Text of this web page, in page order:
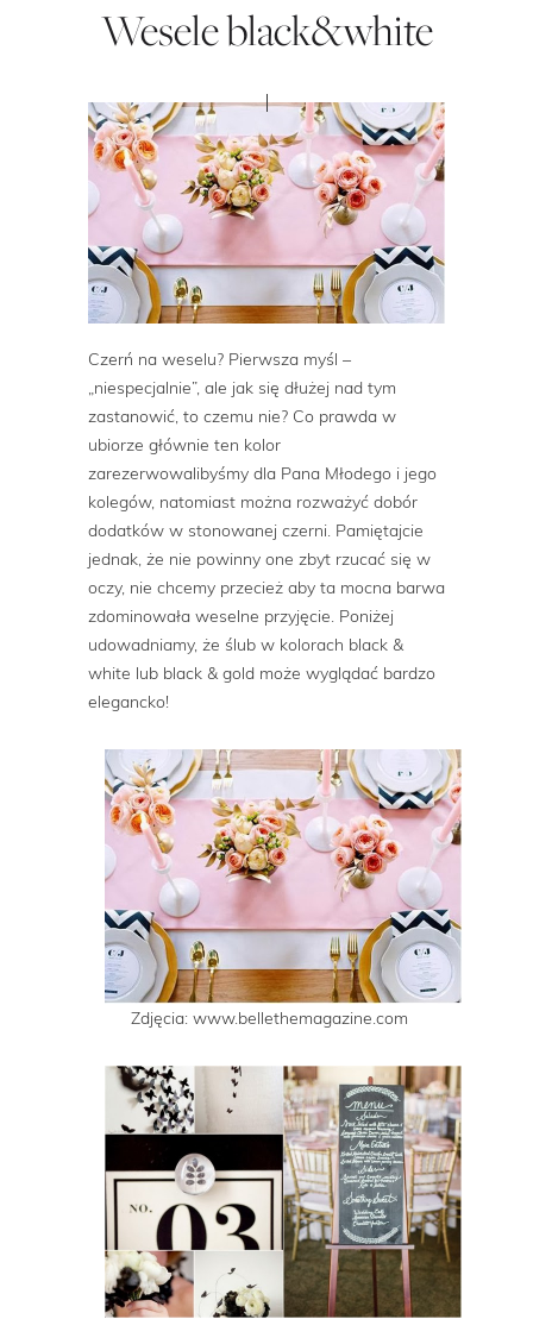
Wesele black&white
Czerń na weselu? Pierwsza myśl –
„niespecjalnie”, ale jak się dłużej nad tym
zastanowić, to czemu nie? Co prawda w
ubiorze głównie ten kolor
zarezerwowalibyśmy dla Pana Młodego i jego
kolegów, natomiast można rozważyć dobór
dodatków w stonowanej czerni. Pamiętajcie
jednak, że nie powinny one zbyt rzucać się w
oczy, nie chcemy przecież aby ta mocna barwa
zdominowała weselne przyjęcie. Poniżej
udowadniamy, że ślub w kolorach black &
white lub black & gold może wyglądać bardzo
elegancko!
Zdjęcia: www.bellethemagazine.com